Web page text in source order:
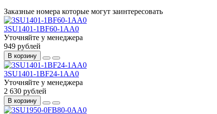
Заказные номера которые могут заинтересовать
3SU1401-1BF60-1AA0
Уточняйте у менеджера
949 рублей
В корзину
3SU1401-1BF24-1AA0
Уточняйте у менеджера
2 630 рублей
В корзину